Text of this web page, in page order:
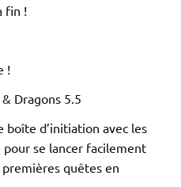
fin !
!
Dragons 5.5
d’initiation avec les
se lancer facilement
quêtes en